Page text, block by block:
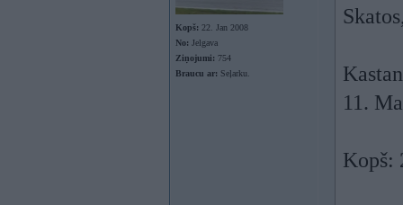
Kopš: 22. Jan 2008
No: Jelgava
Ziņojumi: 754
Braucu ar: Seļarku.
11.
Kopš: